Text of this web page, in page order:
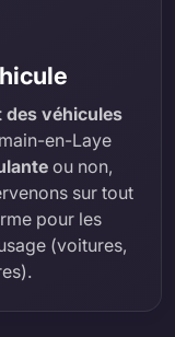
des véhicules
en-Laye
ou non,
sur tout
pour les
(voitures,